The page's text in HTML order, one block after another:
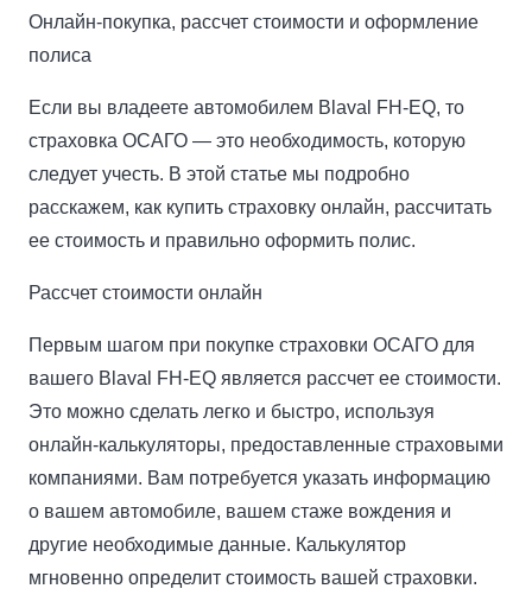
Онлайн-покупка, рассчет стоимости и оформление
полиса
Если вы владеете автомобилем Blaval FH-EQ, то
страховка ОСАГО — это необходимость, которую
следует учесть. В этой статье мы подробно
расскажем, как купить страховку онлайн, рассчитать
ее стоимость и правильно оформить полис.
Рассчет стоимости онлайн
Первым шагом при покупке страховки ОСАГО для
вашего Blaval FH-EQ является рассчет ее стоимости.
Это можно сделать легко и быстро, используя
онлайн-калькуляторы, предоставленные страховыми
компаниями. Вам потребуется указать информацию
о вашем автомобиле, вашем стаже вождения и
другие необходимые данные. Калькулятор
мгновенно определит стоимость вашей страховки.